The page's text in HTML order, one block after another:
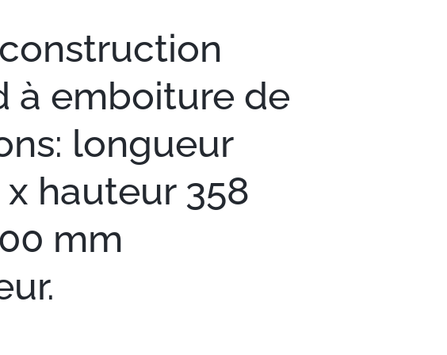
à emboiture de
longueur
hauteur 358
mm